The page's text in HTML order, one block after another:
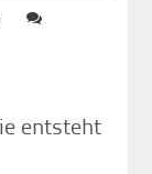
entsteht